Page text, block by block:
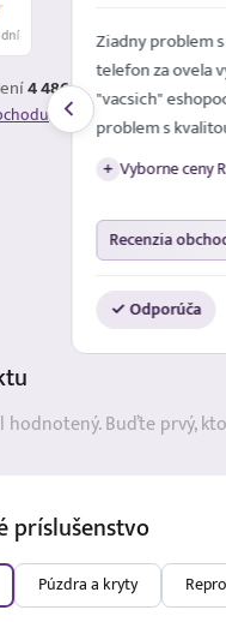
4 486
Ziadny problem
telefon za ovela
"vacsich"
problem s
+ Vyborne ceny
Recenzia
✓ Odporúča
Buďte prvý,
príslušenstvo
Púzdra a kryty